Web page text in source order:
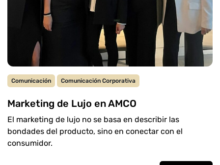
Comunicación Comunicación Corporativa
Marketing de Lujo en AMCO
El marketing de lujo no se basa en describir las
bondades del producto, sino en conectar con el
consumidor.